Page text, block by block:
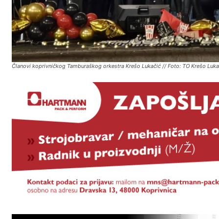
Članovi koprivničkog Tamburaškog orkestra Krešo Lukačić // Foto: TO Krešo